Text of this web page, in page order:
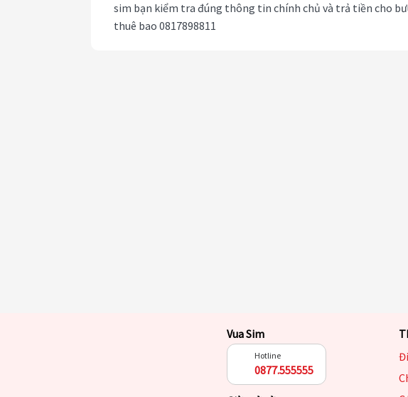
sim bạn kiểm tra đúng thông tin chính chủ và trả tiền cho
thuê bao 0817898811
Vua Sim
Hotline
0877.555555